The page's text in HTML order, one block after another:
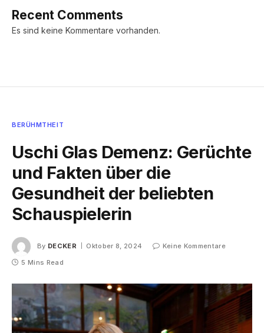
Recent Comments
Es sind keine Kommentare vorhanden.
BERÜHMTHEIT
Uschi Glas Demenz: Gerüchte
und Fakten über die
Gesundheit der beliebten
Schauspielerin
By DECKER Oktober 8, 2024
Keine Kommentare
5 Mins Read